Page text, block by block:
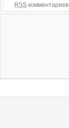
RSS комментариев